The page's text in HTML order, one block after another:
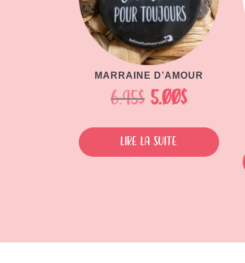
MARRAINE D’AMOUR
6.95$ Le
prix
initial
était :
5.00$Le
prix
actuel
est :
Lire la suite